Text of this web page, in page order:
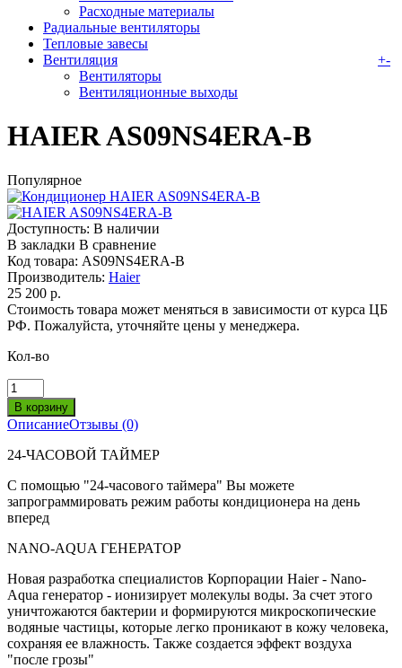
Расходные материалы
Радиальные вентиляторы
Тепловые завесы
Вентиляция
+-
Вентиляторы
Вентиляционные выходы
HAIER AS09NS4ERA-B
Популярное
Доступность: В наличии
В закладки В сравнение
Код товара: AS09NS4ERA-B
Производитель: Haier
25 200 р.
Стоимость товара может меняться в зависимости от курса ЦБ
РФ. Пожалуйста, уточняйте цены у менеджера.
Кол-во
ОписаниеОтзывы (0)
24-ЧАСОВОЙ ТАЙМЕР
С помощью "24-часового таймера" Вы можете
запрограммировать режим работы кондиционера на день
вперед
NANO-AQUA ГЕНЕРАТОР
Новая разработка специалистов Корпорации Haier - Nano-
Aqua генератор - ионизирует молекулы воды. За счет этого
уничтожаются бактерии и формируются микроскопические
водяные частицы, которые легко проникают в кожу человека,
сохраняя ее влажность. Также создается эффект воздуха
"после грозы"